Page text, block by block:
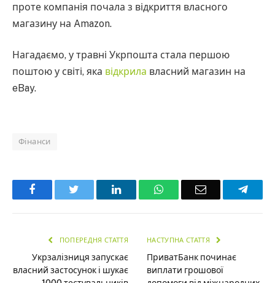
проте компанія почала з відкриття власного
магазину на Amazon.
Нагадаємо, у травні Укрпошта стала першою
поштою у світі, яка відкрила власний магазин на
eBay.
Фінанси
Facebook LinkedInWhatsAppEmail
ПОПЕРЕДНЯ СТАТТЯ
Укрзалізниця запускає
власний застосунок і шукає
НАСТУПНА СТАТТЯ
ПриватБанк починає
виплати грошової